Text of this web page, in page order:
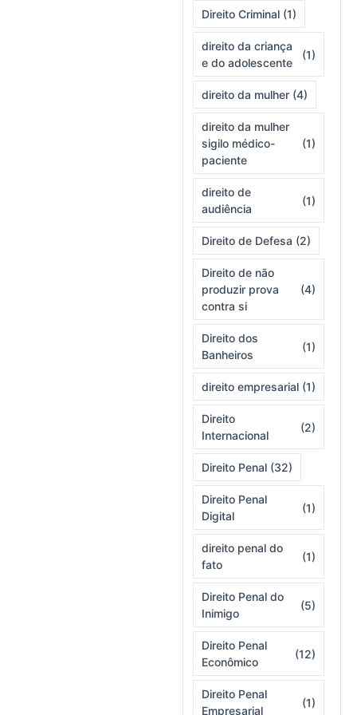
Direito Criminal (1)
direito da criança
e do adolescente
(1)
direito da mulher (4)
direito da mulher
sigilo médico-
paciente
(1)
direito de
audiência
(1)
Direito de Defesa (2)
Direito de não
produzir prova
contra si
(4)
Direito dos
Banheiros
(1)
direito empresarial (1)
Direito
Internacional
(2)
Direito Penal (32)
Direito Penal
Digital
(1)
direito penal do
fato
(1)
Direito Penal do
Inimigo
(5)
Direito Penal
Econômico
(12)
Direito Penal
Empresarial
(1)